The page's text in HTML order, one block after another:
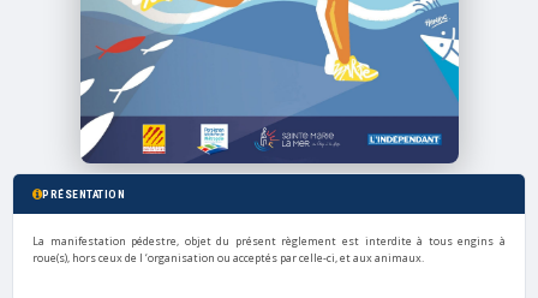
PRÉSENTATION
La manifestation pédestre, objet du présent règlement est interdite à tous engins à
roue(s), hors ceux de I ‘organisation ou acceptés par ceIIe-ci, et aux animaux.